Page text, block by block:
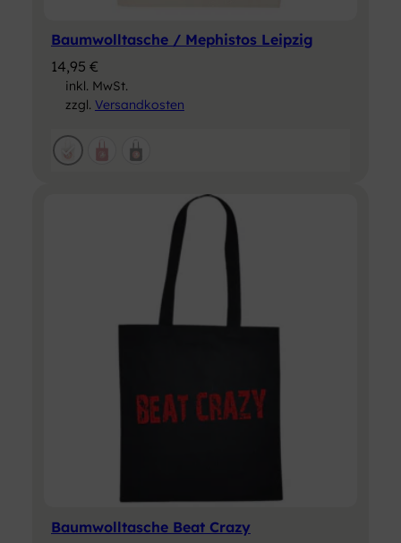
Baumwolltasche / Mephistos Leipzig
14,95 €
inkl. MwSt.
zzgl. Versandkosten
Baumwolltasche Beat Crazy